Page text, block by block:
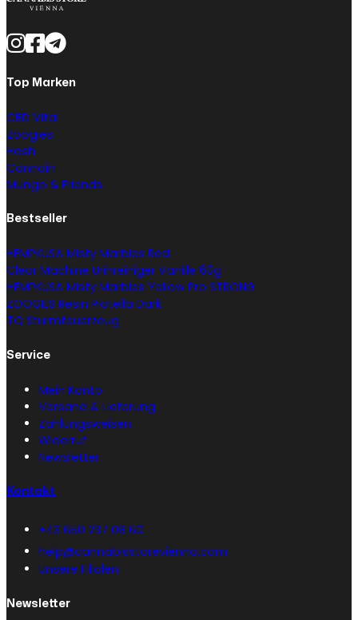
Top Marken
CBD Vital
Zoogies
Hash
Cannain
Mungo & Friends
Bestseller
HEMPKUSA Misty Marbles Red
Clear Machine Urinreiniger Vanille 60g
HEMPKUSA Misty Marbles Yellow Pro STRONG
ZOOGIES Resin Piatella Dark
TQ Sturmfeuerzeug
Service
Mein Konto
Versand & Lieferung
Zahlungsweisen
Widerruf
Newsletter
Kontakt
+43 650 237 08 60
help@cannabisstorevienna.com
Unsere Filialen
Newsletter